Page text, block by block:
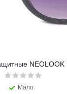
NEOLOOK
Мало